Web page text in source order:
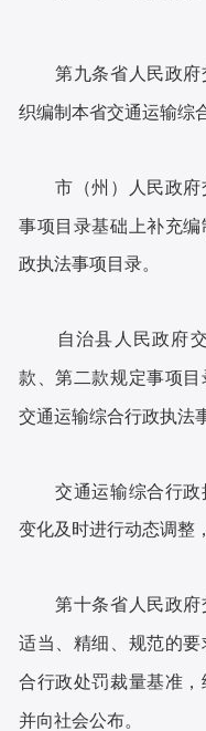
第九条省人民政府
织编制本省交通运输综
市（州）人民政府
事项目录基础上补充
政执法事项目录。
自治县人民政府交
款、第二款规定事项
交通运输综合行政执法
交通运输综合行政
变化及时进行动态调整
第十条省人民政府
适当、精细、规范的
合行政处罚裁量基准
并向社会公布。